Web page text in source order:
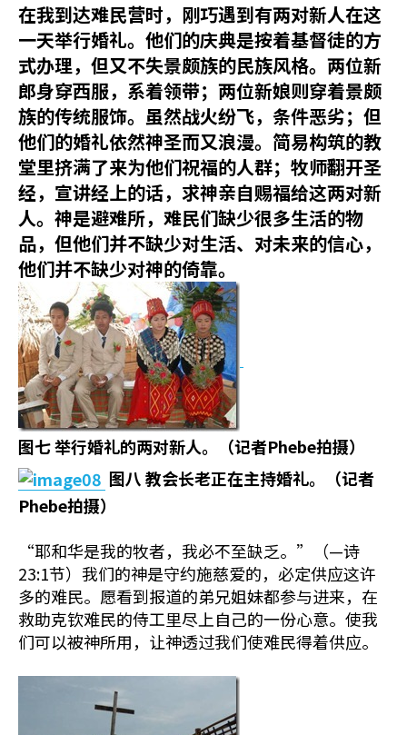
在我到达难民营时，刚巧遇到有两对新人在这
一天举行婚礼。他们的庆典是按着基督徒的方
式办理，但又不失景颇族的民族风格。两位新
郎身穿西服，系着领带；两位新娘则穿着景颇
族的传统服饰。虽然战火纷飞，条件恶劣；但
他们的婚礼依然神圣而又浪漫。简易构筑的教
堂里挤满了来为他们祝福的人群；牧师翻开圣
经，宣讲经上的话，求神亲自赐福给这两对新
人。神是避难所，难民们缺少很多生活的物
品，但他们并不缺少对生活、对未来的信心，
他们并不缺少对神的倚靠。
图七举行婚礼的两对新人。（记者Phebe拍摄）
图八 教会长老正在主持婚礼。（记者
Phebe拍摄）
“耶和华是我的牧者，我必不至缺乏。”（—诗
23:1节）我们的神是守约施慈爱的，必定供应这许
多的难民。愿看到报道的弟兄姐妹都参与进来，在
救助克钦难民的侍工里尽上自己的一份心意。使我
们可以被神所用，让神透过我们使难民得着供应。